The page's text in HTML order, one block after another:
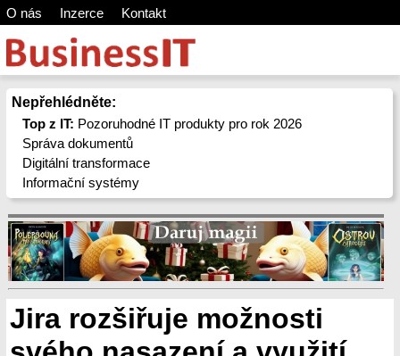
O nás Inzerce Kontakt
Nepřehlédněte:
Top z IT: Pozoruhodné IT produkty pro rok 2026
Správa dokumentů
Digitální transformace
Informační systémy
Jira rozšiřuje možnosti